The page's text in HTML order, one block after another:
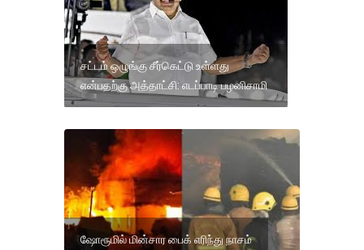
சட்டம் ஒழுங்கு சீர்கெட்டு உள்ளது
என்பதற்கு அத்தாட்சி: எடப்பாடி பழனிசாமி
ஷோரூமில் மின்சார பைக் எரிந்து நாசம்